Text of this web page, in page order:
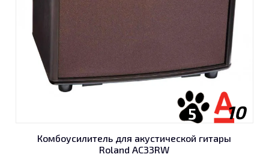
10
5
Комбоусилитель для акустической гитары
Roland AC33RW